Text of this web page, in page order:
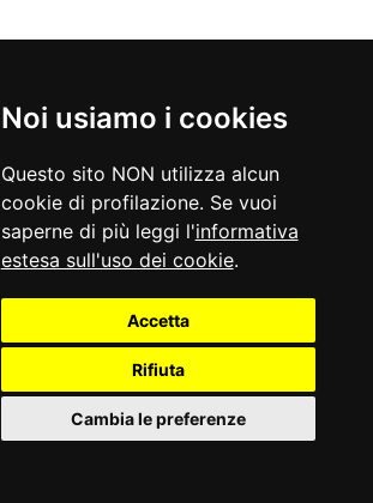
Noi usiamo i cookies
Questo sito NON utilizza alcun
cookie di profilazione. Se vuoi
saperne di più leggi l'informativa
estesa sull'uso dei cookie.
Accetta
Rifiuta
Cambia le preferenze